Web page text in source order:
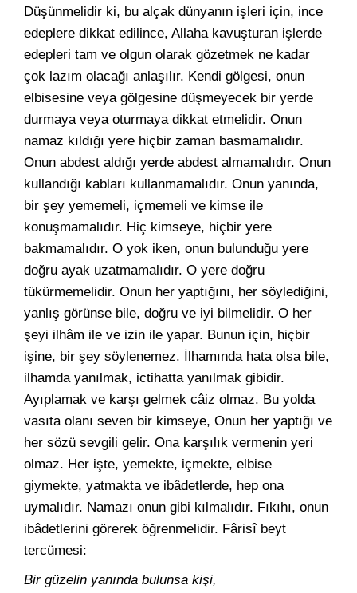
Düşünmelidir ki, bu alçak dünyanın işleri için, ince
edeplere dikkat edilince, Allaha kavuşturan işlerde
edepleri tam ve olgun olarak gözetmek ne kadar
çok lazım olacağı anlaşılır. Kendi gölgesi, onun
elbisesine veya gölgesine düşmeyecek bir yerde
durmaya veya oturmaya dikkat etmelidir. Onun
namaz kıldığı yere hiçbir zaman basmamalıdır.
Onun abdest aldığı yerde abdest almamalıdır. Onun
kullandığı kabları kullanmamalıdır. Onun yanında,
bir şey yememeli, içmemeli ve kimse ile
konuşmamalıdır. Hiç kimseye, hiçbir yere
bakmamalıdır. O yok iken, onun bulunduğu yere
doğru ayak uzatmamalıdır. O yere doğru
tükürmemelidir. Onun her yaptığını, her söylediğini,
yanlış görünse bile, doğru ve iyi bilmelidir. O her
şeyi ilhâm ile ve izin ile yapar. Bunun için, hiçbir
işine, bir şey söylenemez. İlhamında hata olsa bile,
ilhamda yanılmak, ictihatta yanılmak gibidir.
Ayıplamak ve karşı gelmek câiz olmaz. Bu yolda
vasıta olanı seven bir kimseye, Onun her yaptığı ve
her sözü sevgili gelir. Ona karşılık vermenin yeri
olmaz. Her işte, yemekte, içmekte, elbise
giymekte, yatmakta ve ibâdetlerde, hep ona
uymalıdır. Namazı onun gibi kılmalıdır. Fıkıhı, onun
ibâdetlerini görerek öğrenmelidir. Fârisî beyt
tercümesi:
Bir güzelin yanında bulunsa kişi,